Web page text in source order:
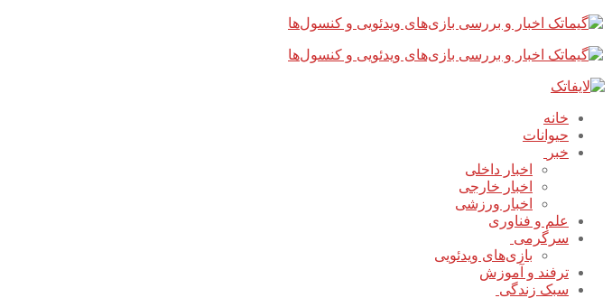
پرش
محتوا
فهرست
بستن
خانه
حیوانات
خبر
اخبار داخلی
اخبار خارجی
اخبار ورزشی
علم و فناوری
سرگرمی
بازی‌های ویدئویی
ترفند و آموزش
سبک زندگی